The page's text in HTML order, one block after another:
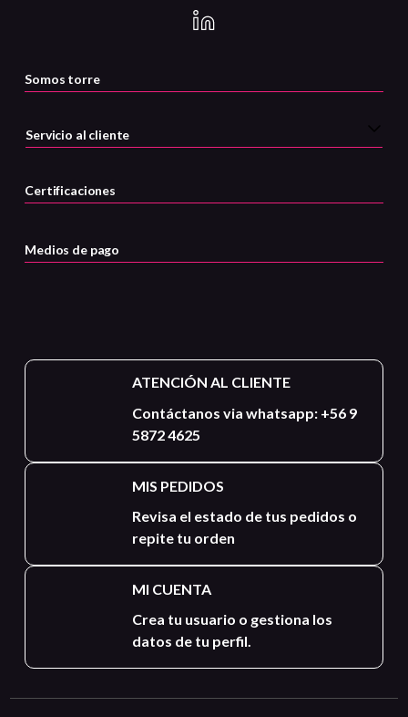
Somos torre
Servicio al cliente
Certificaciones
Medios de pago
ATENCIÓN AL CLIENTE
Contáctanos via whatsapp: +56 9
5872 4625
MIS PEDIDOS
Revisa el estado de tus pedidos o
repite tu orden
MI CUENTA
Crea tu usuario o gestiona los
datos de tu perfil.